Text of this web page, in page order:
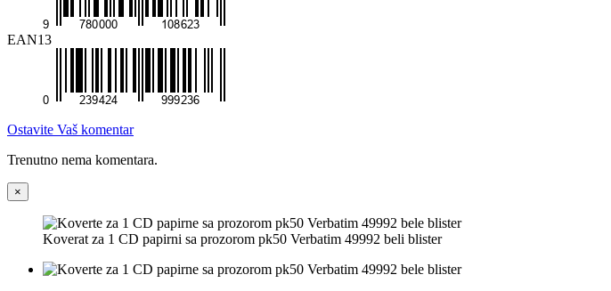
EAN13
Ostavite Vaš komentar
Trenutno nema komentara.
×
Koverat za 1 CD papirni sa prozorom pk50 Verbatim 49992 beli blister